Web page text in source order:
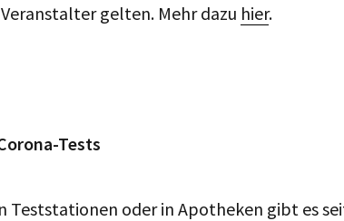
gelten. Mehr dazu hier.
Tests
Teststationen oder in Apotheken gibt es